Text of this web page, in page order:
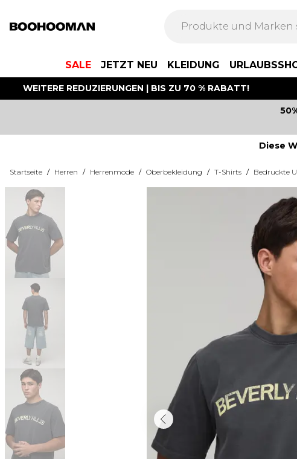
SALE JETZT NEU KLEIDUNG
WEITERE REDUZIERUNGEN | BIS ZU 70 % RABATT!
Diese
Startseite / Herren / Herrenmode / Oberbekleidung / T-Shirts / Bedruckte